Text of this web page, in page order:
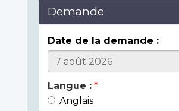
Demande
Date de la demande :
Langue :
Anglais